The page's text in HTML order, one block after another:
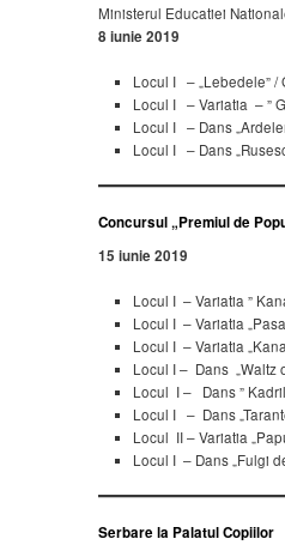
Ministerul Educatiei
8 iunie 2019
Locul I – „Lebedele” /
Locul I – Variatia – ”
Locul I – Dans
Locul I – Dans
Concursul „Premiul de
15 iunie 2019
Locul I – Variatia ”
Locul I – Variatia
Locul I – Variatia
Locul I – Dans „Waltz
Locul I – Dans ”
Locul I – Dans
Locul II – Variatia
Locul I – Dans „Fulgi
Serbare la Palatul Copiilor